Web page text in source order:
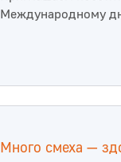
Международному
Много смеха —